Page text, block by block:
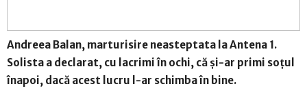
Andreea Balan, marturisire neasteptata la Antena 1.
Solista a declarat, cu lacrimi în ochi, că și-ar primi soțul
înapoi, dacă acest lucru l-ar schimba în bine.